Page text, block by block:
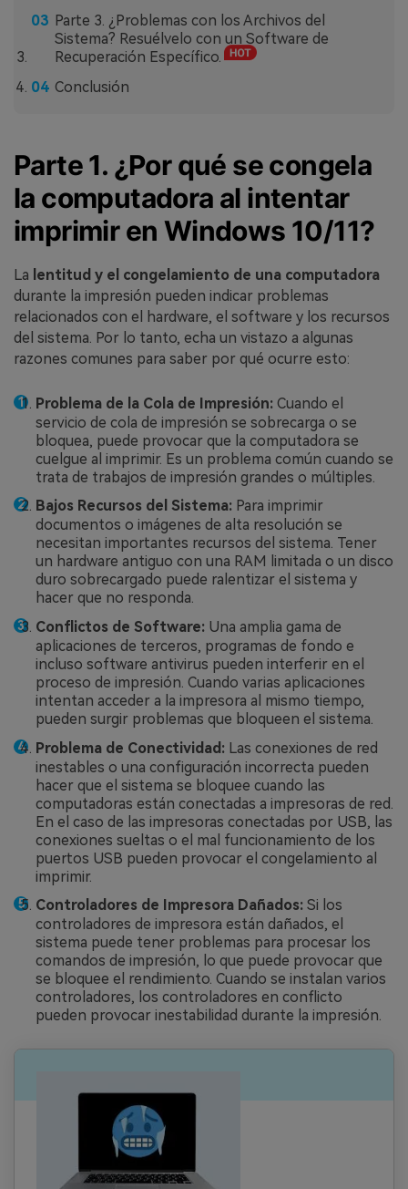
Parte 3. ¿Problemas con los Archivos del
Sistema? Resuélvelo con un Software de
Recuperación Específico.
Conclusión
Parte 1. ¿Por qué se congela
la computadora al intentar
imprimir en Windows 10/11?
La lentitud y el congelamiento de una computadora
durante la impresión pueden indicar problemas
relacionados con el hardware, el software y los recursos
del sistema. Por lo tanto, echa un vistazo a algunas
razones comunes para saber por qué ocurre esto:
Problema de la Cola de Impresión: Cuando el
servicio de cola de impresión se sobrecarga o se
bloquea, puede provocar que la computadora se
cuelgue al imprimir. Es un problema común cuando se
trata de trabajos de impresión grandes o múltiples.
Bajos Recursos del Sistema: Para imprimir
documentos o imágenes de alta resolución se
necesitan importantes recursos del sistema. Tener
un hardware antiguo con una RAM limitada o un disco
duro sobrecargado puede ralentizar el sistema y
hacer que no responda.
Conflictos de Software: Una amplia gama de
aplicaciones de terceros, programas de fondo e
incluso software antivirus pueden interferir en el
proceso de impresión. Cuando varias aplicaciones
intentan acceder a la impresora al mismo tiempo,
pueden surgir problemas que bloqueen el sistema.
Problema de Conectividad: Las conexiones de red
inestables o una configuración incorrecta pueden
hacer que el sistema se bloquee cuando las
computadoras están conectadas a impresoras de red.
En el caso de las impresoras conectadas por USB, las
conexiones sueltas o el mal funcionamiento de los
puertos USB pueden provocar el congelamiento al
imprimir.
Controladores de Impresora Dañados: Si los
controladores de impresora están dañados, el
sistema puede tener problemas para procesar los
comandos de impresión, lo que puede provocar que
se bloquee el rendimiento. Cuando se instalan varios
controladores, los controladores en conflicto
pueden provocar inestabilidad durante la impresión.